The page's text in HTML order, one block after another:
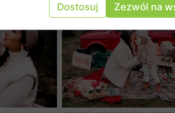
Dostosuj Zezwól na